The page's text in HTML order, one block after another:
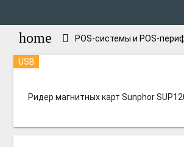
home POS-системы и POS-
USB
Ридер магнитных карт Sunphor